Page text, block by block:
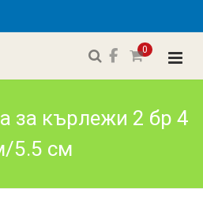
0
за кърлежи 2 бр 4
5.5 см